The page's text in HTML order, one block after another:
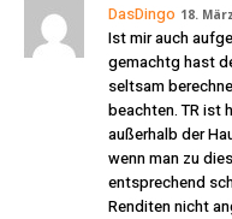
DasDingo 18.
Ist mir auch
gemachtg hast
seltsam
beachten. TR ist
außerhalb der
wenn man zu
entsprechend
Renditen nicht